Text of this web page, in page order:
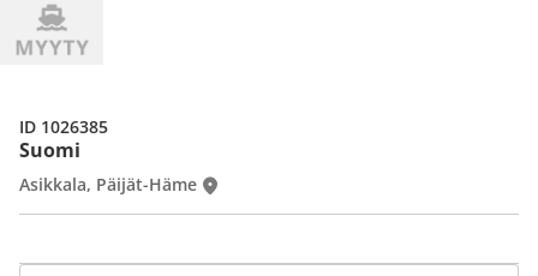
Suomi
Asikkala, Päijät-Häme
ID 1026385